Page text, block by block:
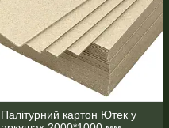
Палітурний картон Ютек у